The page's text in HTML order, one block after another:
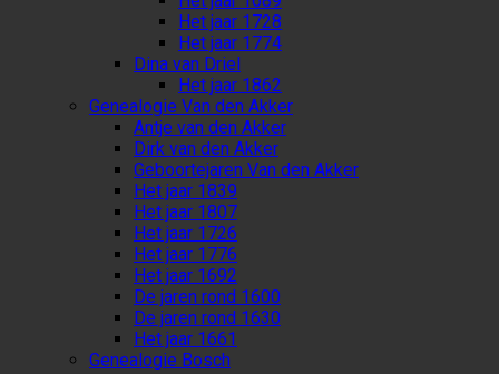
Het jaar 1728
Het jaar 1774
Dina van Driel
Het jaar 1862
Genealogie Van den Akker
Antje van den Akker
Dirk van den Akker
Geboortejaren Van den Akker
Het jaar 1839
Het jaar 1807
Het jaar 1726
Het jaar 1776
Het jaar 1692
De jaren rond 1600
De jaren rond 1630
Het jaar 1661
Genealogie Bosch